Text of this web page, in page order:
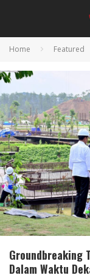
Home Featured
Groundbreaking
Dalam Waktu